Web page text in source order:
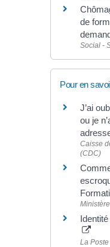
de
Social -
Pour en
J’ai
ou je
Caisse
(CDC)
La Poste